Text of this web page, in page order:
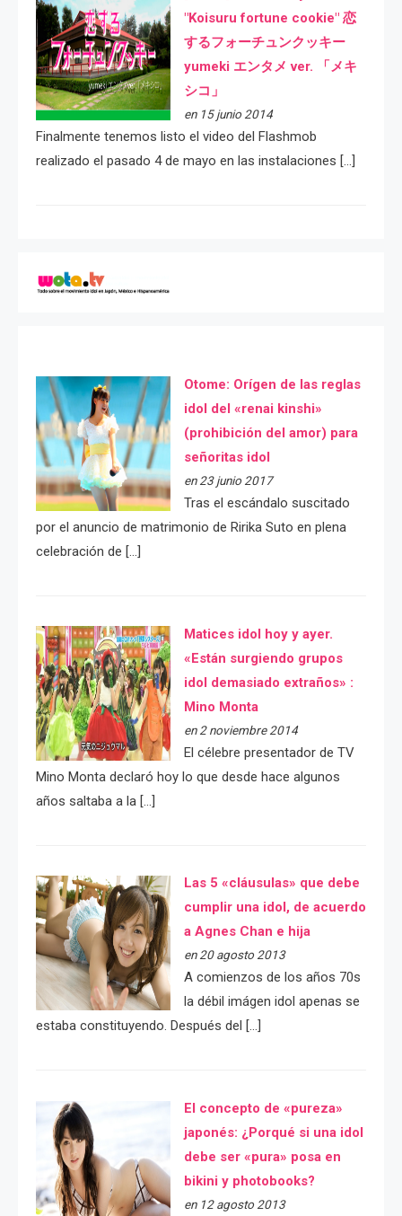
"Koisuru fortune cookie" 恋
するフォーチュンクッキー
yumeki エンタメ ver. 「メキ
シコ」
en 15 junio 2014
Finalmente tenemos listo el video del Flashmob
realizado el pasado 4 de mayo en las instalaciones […]
Otome: Orígen de las reglas
idol del «renai kinshi»
(prohibición del amor) para
señoritas idol
en 23 junio 2017
Tras el escándalo suscitado
por el anuncio de matrimonio de Ririka Suto en plena
celebración de […]
Matices idol hoy y ayer.
«Están surgiendo grupos
idol demasiado extraños» :
Mino Monta
en 2 noviembre 2014
El célebre presentador de TV
Mino Monta declaró hoy lo que desde hace algunos
años saltaba a la […]
Las 5 «cláusulas» que debe
cumplir una idol, de acuerdo
a Agnes Chan e hija
en 20 agosto 2013
A comienzos de los años 70s
la débil imágen idol apenas se
estaba constituyendo. Después del […]
El concepto de «pureza»
japonés: ¿Porqué si una idol
debe ser «pura» posa en
bikini y photobooks?
en 12 agosto 2013